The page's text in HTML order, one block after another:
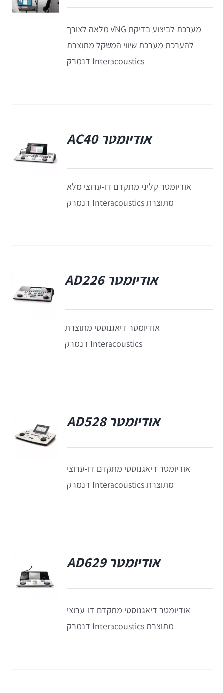
מערכת לביצוע בדיקת VNG מלאה לצורך
להערכת מערכת שיווי המשקל מתוצרת
Interacoustics דנמרק
אודיומטר AC40
אודיומטר קליני מתקדם דו-ערוצי מלא
מתוצרת Interacoustics דנמרק
אודיומטר AD226
אודיומטר דיאגנוסטי מתוצרת
Interacoustics דנמרק
אודיומטר AD528
אודיומטר דיאגנוסטי מתקדם דו-ערוצי
מתוצרת Interacoustics דנמרק
אודיומטר AD629
אודיומטר דיאגנוסטי מתקדם דו-ערוצי
מתוצרת Interacoustics דנמרק